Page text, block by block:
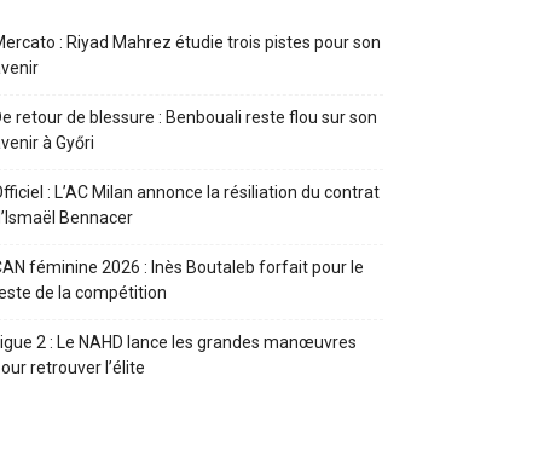
: Riyad Mahrez étudie trois pistes pour son
retour de blessure : Benbouali reste flou sur son
à Győri
: L’AC Milan annonce la résiliation du contrat
Bennacer
féminine 2026 : Inès Boutaleb forfait pour le
de la compétition
2 : Le NAHD lance les grandes manœuvres
retrouver l’élite